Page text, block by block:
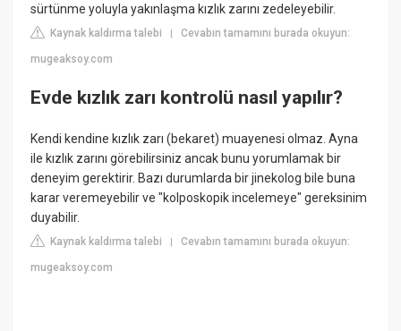
sürtünme yoluyla yakınlaşma kızlık zarını zedeleyebilir.
Kaynak kaldırma talebi |Cevabın tamamını burada okuyun:
mugeaksoy.com
Evde kızlık zarı kontrolü nasıl yapılır?
Kendi kendine kızlık zarı (bekaret) muayenesi olmaz. Ayna
ile kızlık zarını görebilirsiniz ancak bunu yorumlamak bir
deneyim gerektirir. Bazı durumlarda bir jinekolog bile buna
karar veremeyebilir ve "kolposkopik incelemeye" gereksinim
duyabilir.
Kaynak kaldırma talebi |Cevabın tamamını burada okuyun:
mugeaksoy.com